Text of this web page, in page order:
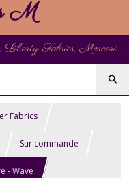
M
Boutique en ligne de Tissus Patchwork, Liberty Fabrics, Mercerie et Matériel de Point de Croix
Fabrics
Sur commande
- Wave